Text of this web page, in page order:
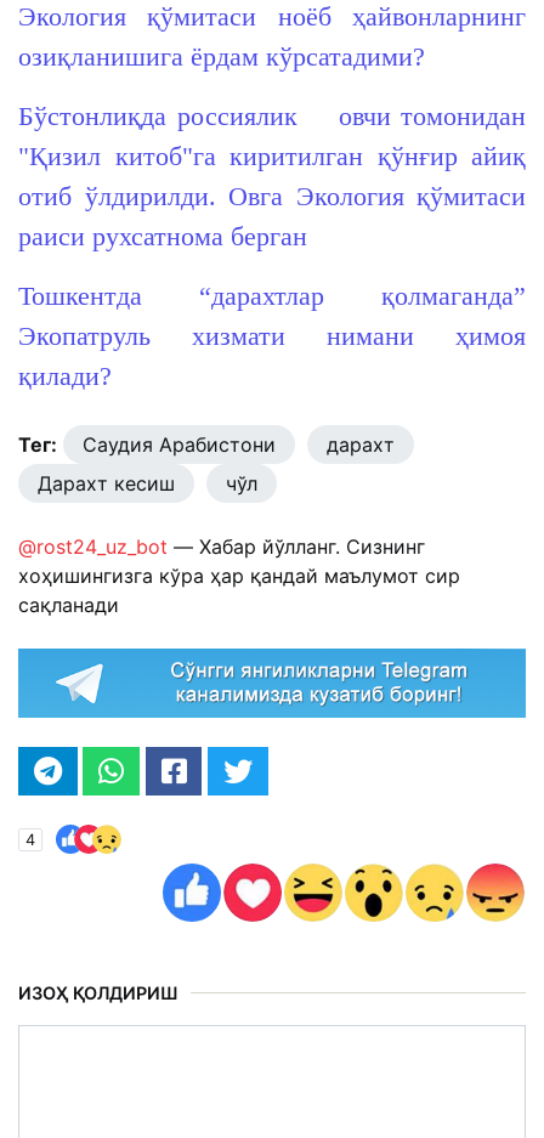
Экология қўмитаси ноёб ҳайвонларнинг
озиқланишига ёрдам кўрсатадими?
Бўстонлиқда россиялик овчи томонидан
"Қизил китоб"га киритилган қўнғир айиқ
отиб ўлдирилди. Овга Экология қўмитаси
раиси рухсатнома берган
Тошкентда “дарахтлар қолмаганда”
Экопатруль хизмати нимани ҳимоя
қилади?
Тег: Саудия Арабистони
дарахт
Дарахт кесиш
чўл
@rost24_uz_bot — Хабар йўлланг. Сизнинг
хоҳишингизга кўра ҳар қандай маълумот сир
сақланади
4
ИЗОҲ ҚОЛДИРИШ